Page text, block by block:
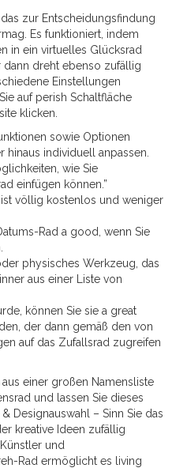
zur Entscheidungsfindung
Es funktioniert, indem
in ein virtuelles Glücksrad
dreht ebenso zufällig
Einstellungen
auf perish Schaltfläche
klicken.
sowie Optionen
hinaus individuell anpassen.
wie Sie
einfügen können.”
völlig kostenlos und weniger
Rad a good, wenn Sie
physisches Werkzeug, das
aus einer Liste von
können Sie sie a great
der dann gemäß den von
auf das Zufallsrad zugreifen
einer großen Namensliste
und lassen Sie dieses
Designauswahl – Sinn Sie das
kreative Ideen zufällig
und
Rad ermöglicht es living